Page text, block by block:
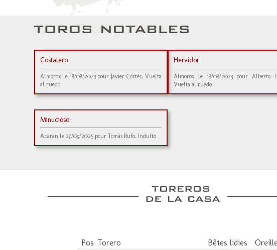
Costalero
Almorox le 18/08/2023 pour Javier Cortés. Vuelta
al ruedo
Hervidor
Almorox le 18/08/2023 pour Alberto
Vuelta al ruedo
Minucioso
Abaran le 27/09/2025 pour Tomás Rufo. Indulto
Pos Torero Bêtes lidies